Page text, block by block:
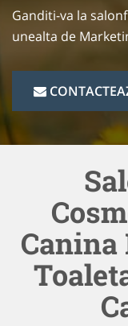
Ganditi-va la
unealta de
Canina